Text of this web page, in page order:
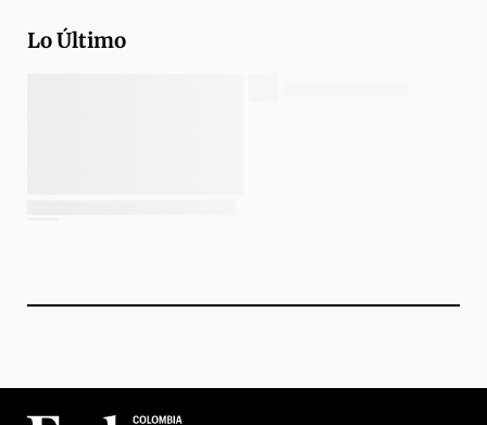
Lo Último